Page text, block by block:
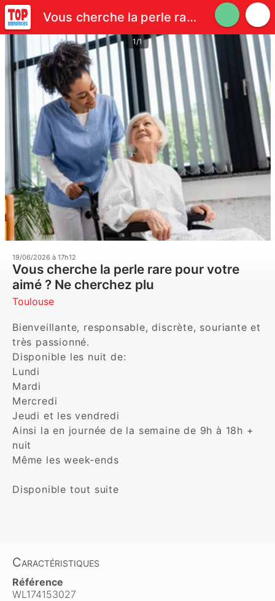
Vous cherche la perle rare pour votre aimé ? Ne cherchez plu
1/1
19/06/2026 à 17h12
Vous cherche la perle rare pour votre
aimé ? Ne cherchez plu
Toulouse
Bienveillante, responsable, discrète, souriante et
très passionné.
Disponible les nuit de:
Lundi
Mardi
Mercredi
Jeudi et les vendredi
Ainsi la en journée de la semaine de 9h à 18h +
nuit
Même les week-ends
Disponible tout suite
Caractéristiques
Référence
WL174153027